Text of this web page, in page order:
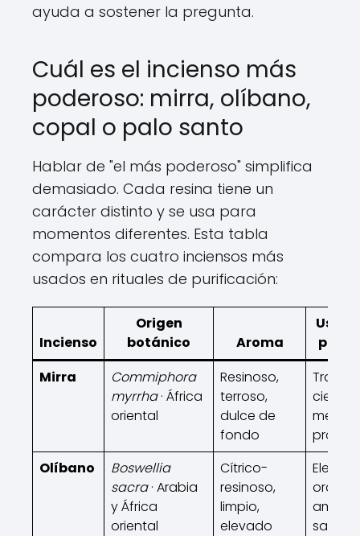
ayuda a sostener la pregunta.
Cuál es el incienso más
poderoso: mirra, olíbano,
copal o palo santo
Hablar de "el más poderoso" simplifica
demasiado. Cada resina tiene un
carácter distinto y se usa para
momentos diferentes. Esta tabla
compara los cuatro inciensos más
usados en rituales de purificación:
Incienso
Origen
botánico
Aroma
Uso
Mirra
Commiphora
myrrha· África
oriental
Resinoso,
terroso,
dulce de
fondo
cierre,
Olíbano
Boswellia
sacra· Arabia
y África
oriental
Cítrico-
resinoso,
limpio,
elevado